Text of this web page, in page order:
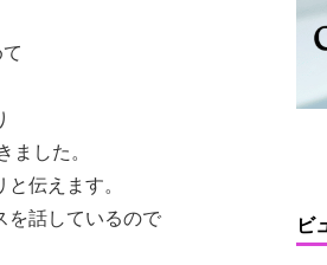
した。
伝えます。
を話しているので
ビ